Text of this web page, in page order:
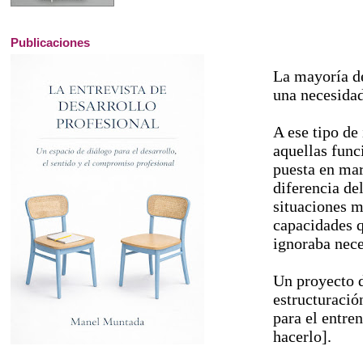
La mayoría
una
A ese tipo
aquellas
puesta en
diferencia
situaciones
capacidades
ignoraba
Un proyecto
para el
hacerlo].
Publicaciones